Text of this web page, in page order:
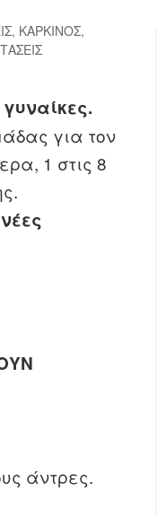
, ΚΑΡΚΙΝΟΣ,
για τον
1 στις 8
άντρες.